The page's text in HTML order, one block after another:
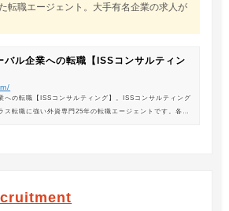
転職エージェント。大手有名企業の求人が
バル企業への転職【ISSコンサルティン
への転職【ISSコンサルティング】。ISSコンサルティング
ス転職に強い外資専門25年の転職エージェントです。各業